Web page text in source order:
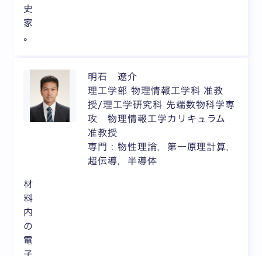
史
家
。
明石 遼介
理工学部 物理情報工学科 准教
授/理工学研究科 先端数物科学専
攻 物理情報工学カリキュラム
准教授
専門 : 物性理論，第一原理計算，
超伝導，半導体
材
料
内
の
電